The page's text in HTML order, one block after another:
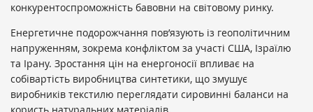
конкурентоспроможність бавовни на світовому ринку.
Енергетичне подорожчання пов’язують із геополітичним
напруженням, зокрема конфліктом за участі США, Ізраїлю
та Ірану. Зростання цін на енергоносії впливає на
собівартість виробництва синтетики, що змушує
виробників текстилю переглядати сировинні баланси на